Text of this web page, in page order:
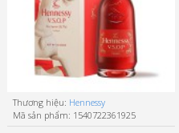
Thương hiệu: Hennessy
Mã sản phẩm: 1540722361925